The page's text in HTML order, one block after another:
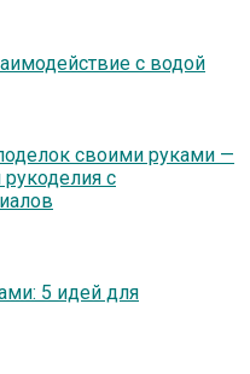
с водой
своими руками —
с
5 идей для